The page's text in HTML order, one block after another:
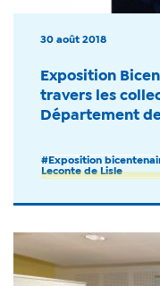
30 août 2018
Exposition
travers les
Département
#Exposition
Leconte de Lisle